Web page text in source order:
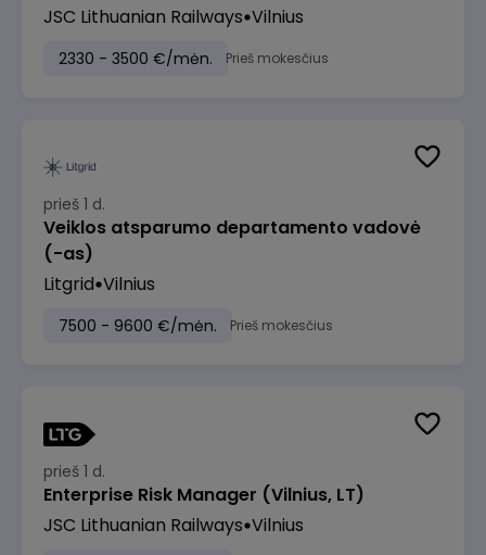
JSC Lithuanian Railways Vilnius
2330 - 3500 €/mėn. Prieš mokesčius
prieš 1 d.
Veiklos atsparumo departamento vadovė
(-as)
Litgrid Vilnius
7500 - 9600 €/mėn. Prieš mokesčius
prieš 1 d.
Enterprise Risk Manager (Vilnius, LT)
JSC Lithuanian Railways Vilnius